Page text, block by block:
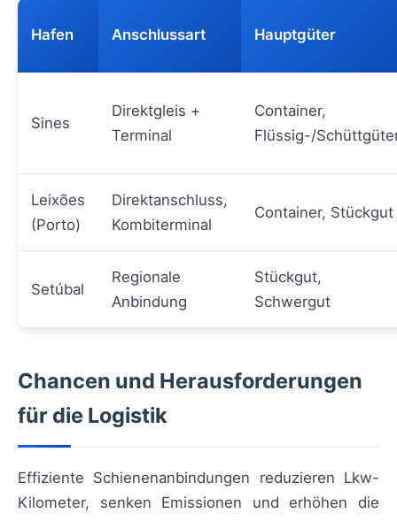
Hafen Anschlussart Hauptgüter
Sines
Direktgleis +
Terminal
Container,
Flüssig-/
Leixões
(Porto)
Direktanschluss,
Kombiterminal
Container, Stückgut
Setúbal
Regionale
Anbindung
Stückgut,
Schwergut
Chancen und Herausforderungen
für die Logistik
Effiziente Schienenanbindungen reduzieren Lkw-
Kilometer, senken Emissionen und erhöhen die